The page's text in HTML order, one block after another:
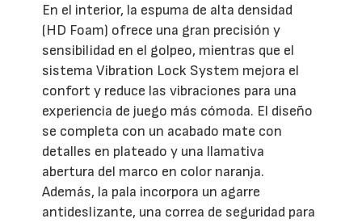
En el interior, la espuma de alta densidad
(HD Foam) ofrece una gran precisión y
sensibilidad en el golpeo, mientras que el
sistema Vibration Lock System mejora el
confort y reduce las vibraciones para una
experiencia de juego más cómoda. El diseño
se completa con un acabado mate con
detalles en plateado y una llamativa
abertura del marco en color naranja.
Además, la pala incorpora un agarre
antideslizante, una correa de seguridad para